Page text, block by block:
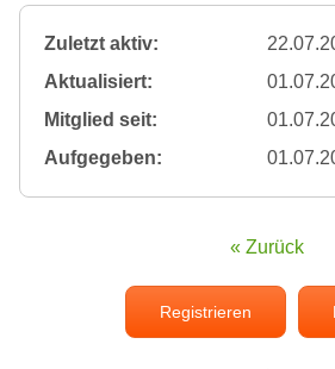
Zuletzt aktiv:
Aktualisiert:
Mitglied seit:
Aufgegeben:
« Zurück
Registrieren